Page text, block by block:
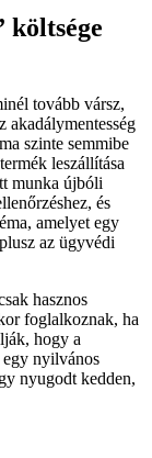
költsége
tovább vársz,
akadálymentesség
szinte semmibe
leszállítása
munka újbóli
és
amelyet egy
az ügyvédi
hasznos
foglalkoznak, ha
hogy a
egy nyilvános
nyugodt kedden,